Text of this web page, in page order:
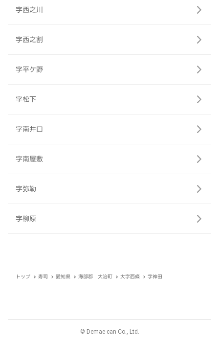
字西之川
字西之割
字平ケ野
字松下
字南井口
字南屋敷
字弥勒
字柳原
トップ 寿司 愛知県 海部郡 大治町 大字西條 字神田
© Demae-can Co., Ltd.